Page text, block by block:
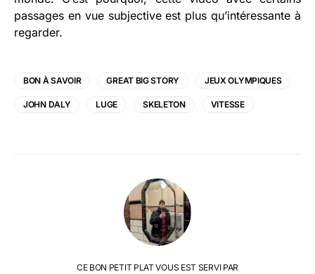
passages en vue subjective est plus qu’intéressante à
regarder.
BON À SAVOIR GREAT BIG STORY JEUX OLYMPIQUES
JOHN DALY LUGE SKELETON VITESSE
CE BON PETIT PLAT VOUS EST SERVI PAR